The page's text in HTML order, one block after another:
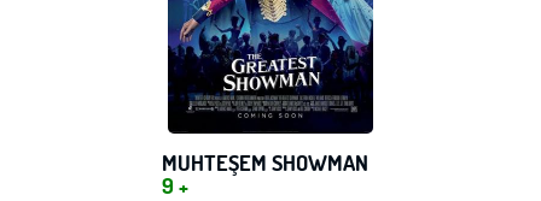
MUHTEŞEM SHOWMAN
9 +